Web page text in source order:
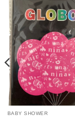
BABY SHOWER